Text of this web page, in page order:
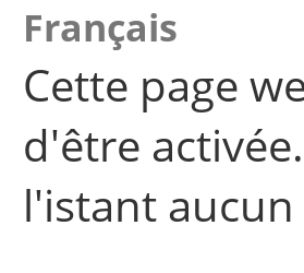
Français
Cette page
d'être
l'istant